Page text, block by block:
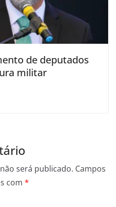
de deputados
militar
será publicado. Campos
com *